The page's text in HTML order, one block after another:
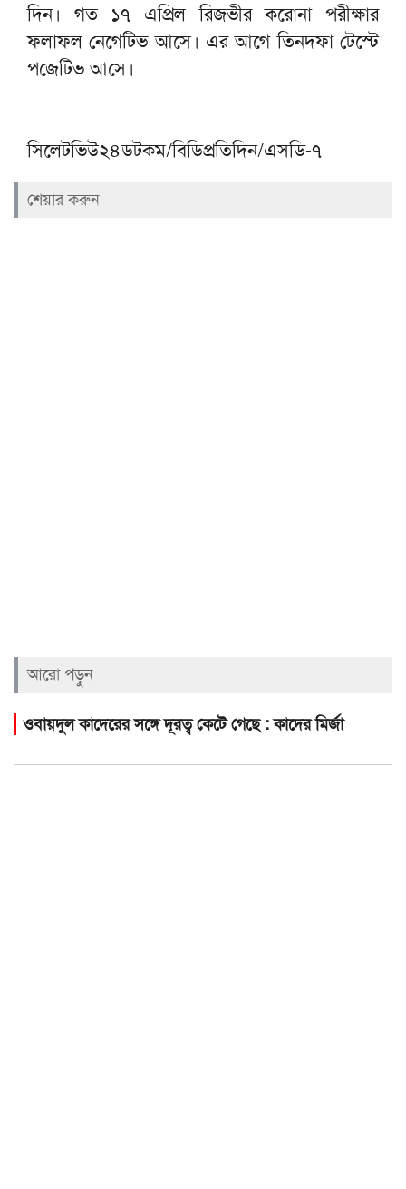
দিন। গত ১৭ এপ্রিল রিজভীর করোনা পরীক্ষার
ফলাফল নেগেটিভ আসে। এর আগে তিনদফা টেস্টে
পজেটিভ আসে।
সিলেটভিউ২৪ডটকম/বিডিপ্রতিদিন/এসডি-৭
শেয়ার করুন
আরো পড়ুন
ওবায়দুল কাদেরের সঙ্গে দূরত্ব কেটে গেছে : কাদের মির্জা